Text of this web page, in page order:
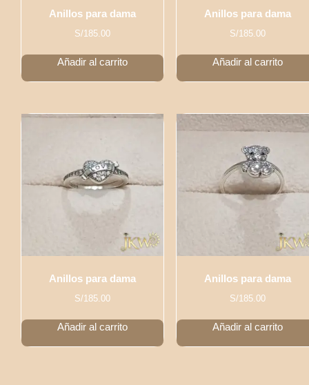
Anillos para dama
S/185.00
Añadir al carrito
Anillos para dama
S/185.00
Añadir al carrito
Anillos para dama
S/185.00
Añadir al carrito
Anillos para dama
S/185.00
Añadir al carrito